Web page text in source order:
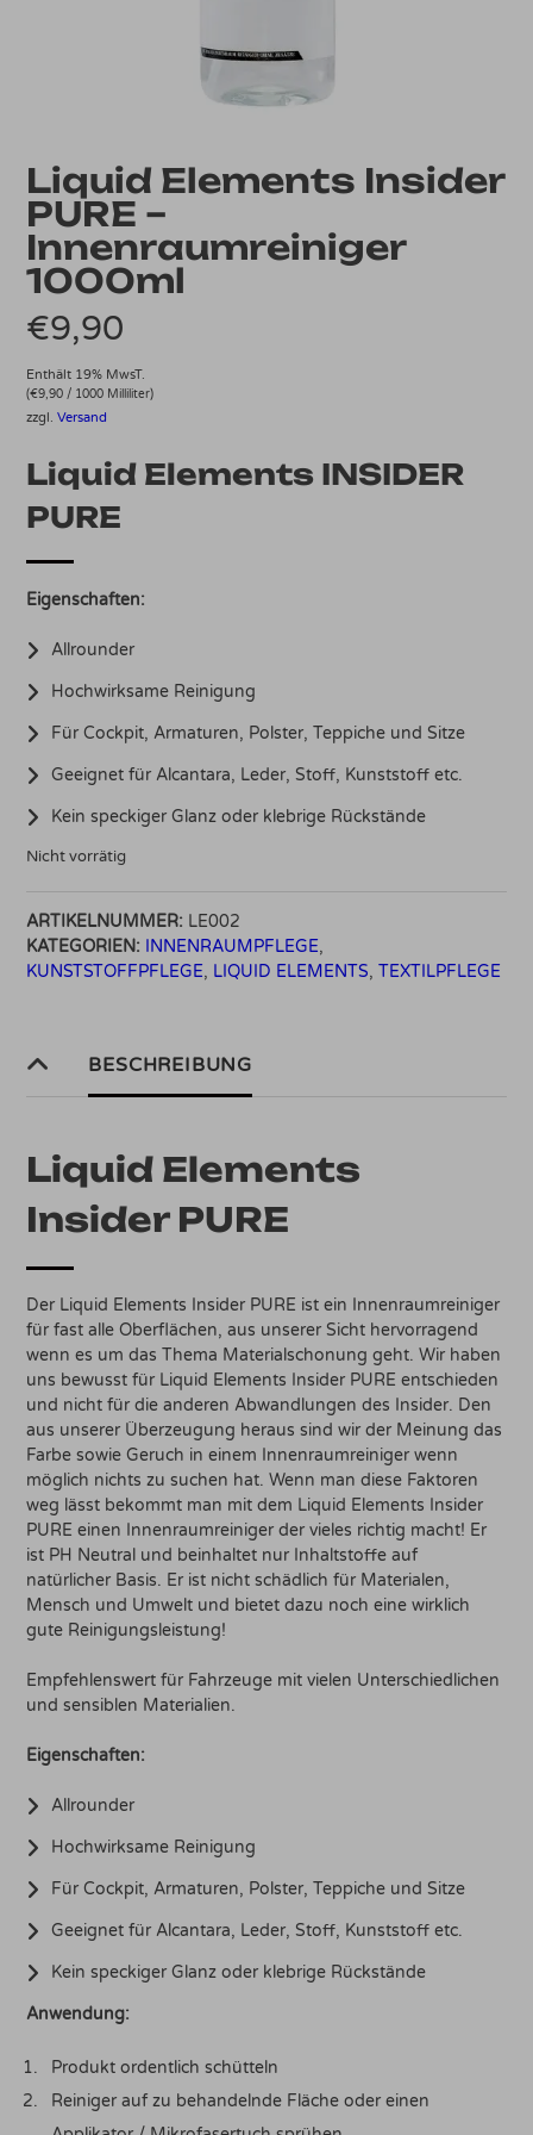
Liquid Elements Insider
PURE –
Innenraumreiniger
1000ml
€9,90
Enthält 19% MwsT.
(€9,90 / 1000 Milliliter)
zzgl.Versand
Liquid Elements INSIDER
PURE
Eigenschaften:
Allrounder
Hochwirksame Reinigung
Für Cockpit, Armaturen, Polster, Teppiche und Sitze
Geeignet für Alcantara, Leder, Stoff, Kunststoff etc.
Kein speckiger Glanz oder klebrige Rückstände
Nicht vorrätig
ARTIKELNUMMER: LE002
KATEGORIEN: INNENRAUMPFLEGE,
KUNSTSTOFFPFLEGE, LIQUID ELEMENTS,TEXTILPFLEGE
BESCHREIBUNG
Liquid Elements
Insider PURE
Der Liquid Elements Insider PURE ist ein Innenraumreiniger
für fast alle Oberflächen, aus unserer Sicht hervorragend
wenn es um das Thema Materialschonung geht. Wir haben
uns bewusst für Liquid Elements Insider PURE entschieden
und nicht für die anderen Abwandlungen des Insider. Den
aus unserer Überzeugung heraus sind wir der Meinung das
Farbe sowie Geruch in einem Innenraumreiniger wenn
möglich nichts zu suchen hat. Wenn man diese Faktoren
weg lässt bekommt man mit dem Liquid Elements Insider
PURE einen Innenraumreiniger der vieles richtig macht! Er
ist PH Neutral und beinhaltet nur Inhaltstoffe auf
natürlicher Basis. Er ist nicht schädlich für Materialen,
Mensch und Umwelt und bietet dazu noch eine wirklich
gute Reinigungsleistung!
Empfehlenswert für Fahrzeuge mit vielen Unterschiedlichen
und sensiblen Materialien.
Eigenschaften:
Allrounder
Hochwirksame Reinigung
Für Cockpit, Armaturen, Polster, Teppiche und Sitze
Geeignet für Alcantara, Leder, Stoff, Kunststoff etc.
Kein speckiger Glanz oder klebrige Rückstände
Anwendung:
Produkt ordentlich schütteln
Reiniger auf zu behandelnde Fläche oder einen